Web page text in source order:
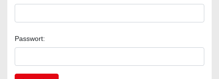
Passwort: